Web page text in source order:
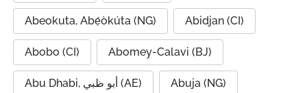
Abeokuta, Abẹ́òkúta (NG) Abidjan (CI)
Abobo (CI) Abomey-Calavi (BJ)
Abu Dhabi, أبو ظبي (AE) Abuja (NG)